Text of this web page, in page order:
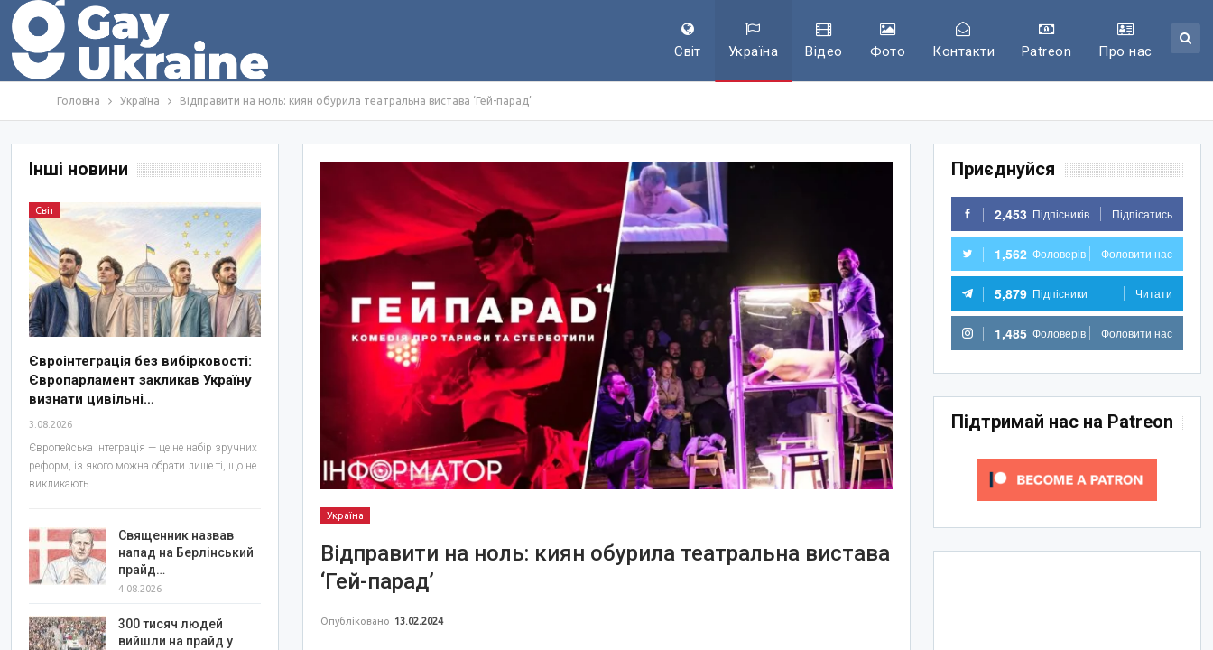
Світ Україна Відео Фото Контакти Patreon Про нас
Головна Україна Відправити на ноль: киян обурила театральна вистава ‘Гей-парад’
Україна
Відправити на ноль: киян обурила театральна вистава
‘Гей-парад’
Опубліковано 13.02.2024
Приєднуйся
2,453 Підпісників Підпісатись
1,562 Фоловерів Фоловити нас
5,879 Підпісники Читати
1,485 Фоловерів Фоловити нас
Підтримай нас на Patreon
Інші новини
Світ
Євроінтеграція без вибірковості:
Європарламент закликав Україну
визнати цивільні…
3.08.2026
Європейська інтеграція — це не набір зручних
реформ, із якого можна обрати лише ті, що не
викликають…
Священник назвав
напад на Берлінський
прайд…
4.08.2026
300 тисяч людей
вийшли на прайд у